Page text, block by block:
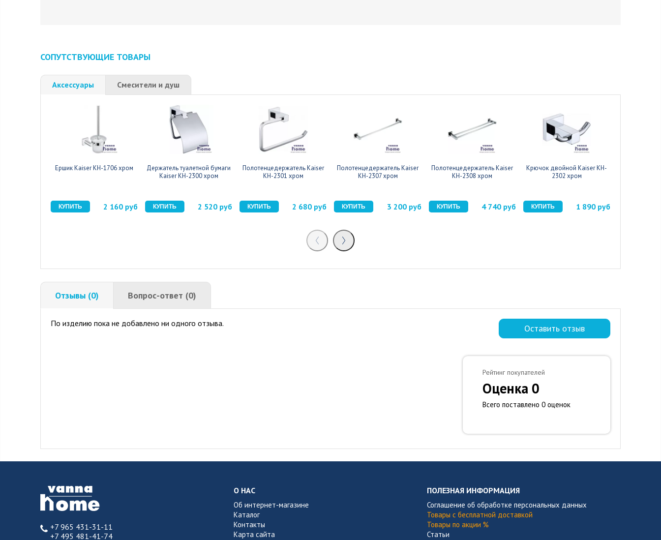
СОПУТСТВУЮЩИЕ ТОВАРЫ
Аксессуары Смесители и душ
Ершик Kaiser KH-1706 хром
2 160 руб
Держатель туалетной бумаги
Kaiser KH-2300 хром
2 520 руб
Полотенцедержатель Kaiser
KH-2301 хром
2 680 руб
Полотенцедержатель Kaiser
KH-2307 хром
3 200 руб
Полотенцедержатель Kaiser
KH-2308 хром
4 740 руб
Крючок двойной Kaiser KH-
2302 хром
1 890 руб
Отзывы (0) Вопрос-ответ (0)
По изделию пока не добавлено ни одного отзыва. Оставить отзыв
Рейтинг покупателей
Оценка 0
Всего поставлено 0 оценок
+7 965 431-31-11
+7 495 481-41-74
О НАС
Об интернет-магазине
Каталог
Контакты
Карта сайта
ПОЛЕЗНАЯ ИНФОРМАЦИЯ
Соглашение об обработке персональных данных
Товары с бесплатной доставкой
Товары по акции %
Статьи